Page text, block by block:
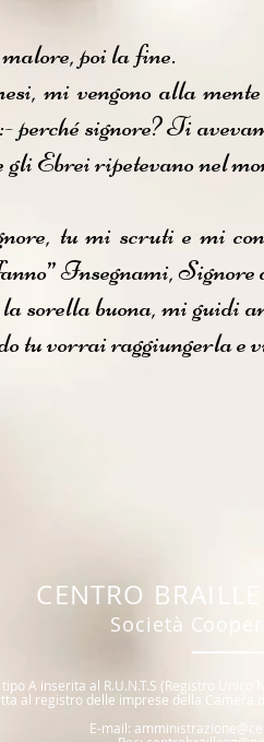
poi la fine.
mi vengono alla
perché signore? Ti
gli Ebrei ripetevano nel
tu mi scruti e mi
Insegnami, Signore
sorella buona, mi guidi
tu vorrai raggiungerla e
CENTRO
Società Coope
A inserita al R.U.N.T.S (Registro Unico
al registro delle imprese della Camera
E-mail: